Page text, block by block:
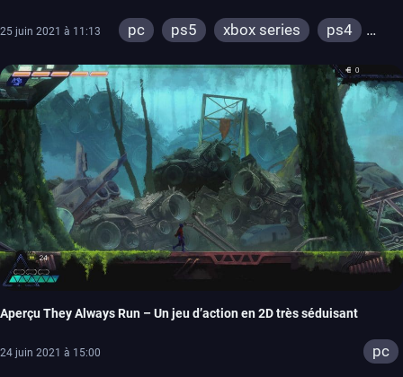
25 juin 2021 à 11:13 pc ps5 xbox series
ps4
Aperçu They Always Run – Un jeu d’action en 2D très séduisant
24 juin 2021 à 15:00 pc